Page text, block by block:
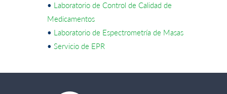
• Laboratorio de Control de Calidad de
Medicamentos
• Laboratorio de Espectrometría de Masas
• Servicio de EPR